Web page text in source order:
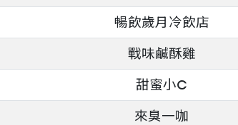
暢飲歲月冷飲店
戰味鹹酥雞
甜蜜小C
來臭一咖